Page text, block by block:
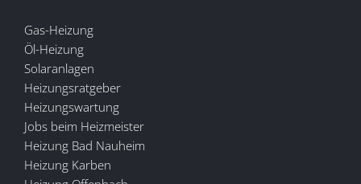
Gas-Heizung
Öl-Heizung
Solaranlagen
Heizungsratgeber
Heizungswartung
Jobs beim Heizmeister
Heizung Bad Nauheim
Heizung Karben